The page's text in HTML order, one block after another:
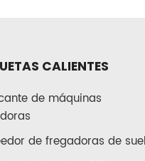
CALIENTES
de máquinas
de fregadoras de